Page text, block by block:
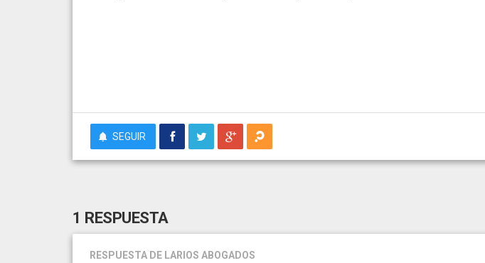
SEGUIR
1 RESPUESTA
RESPUESTA DE LARIOS ABOGADOS